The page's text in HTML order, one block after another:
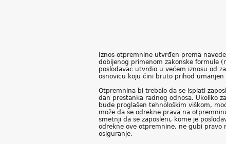
Iznos otpremnine utvrđen prema
dobijenog primenom zakonske formule
poslodavac utvrdio u većem iznosu od
osnovicu koju čini bruto prihod
Otpremnina bi trebalo da se isplati
dan prestanka radnog odnosa. Ukoliko
bude proglašen tehnološkim viškom,
može da se odrekne prava na
smetnji da se zaposleni, kome je
odrekne ove otpremnine, ne gubi pravo
osiguranje.